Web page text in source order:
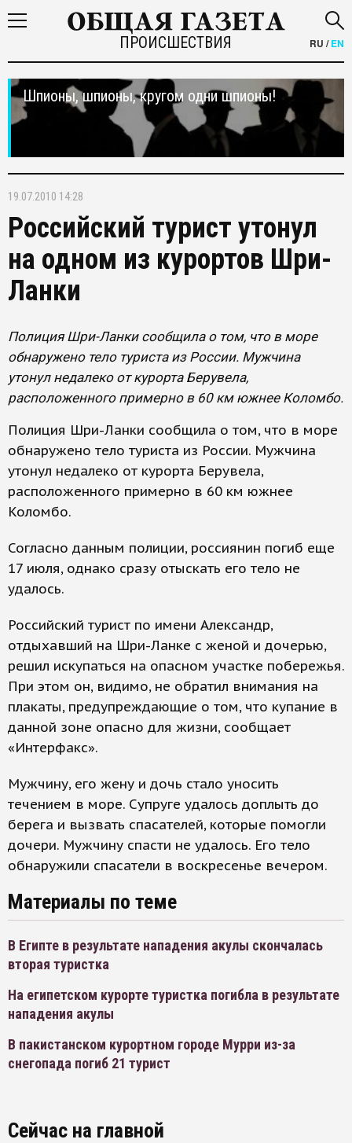
ПРОИСШЕСТВИЯ RU /EN
Шпионы, шпионы, кругом одни шпионы!
19.07.2010 14:28
Российский турист утонул
на одном из курортов Шри-
Ланки
Полиция Шри-Ланки сообщила о том, что в море
обнаружено тело туриста из России. Мужчина
утонул недалеко от курорта Берувела,
расположенного примерно в 60 км южнее Коломбо.
Полиция Шри-Ланки сообщила о том, что в море
обнаружено тело туриста из России. Мужчина
утонул недалеко от курорта Берувела,
расположенного примерно в 60 км южнее
Коломбо.
Согласно данным полиции, россиянин погиб еще
17 июля, однако сразу отыскать его тело не
удалось.
Российский турист по имени Александр,
отдыхавший на Шри-Ланке с женой и дочерью,
решил искупаться на опасном участке побережья.
При этом он, видимо, не обратил внимания на
плакаты, предупреждающие о том, что купание в
данной зоне опасно для жизни, сообщает
«Интерфакс».
Мужчину, его жену и дочь стало уносить
течением в море. Супруге удалось доплыть до
берега и вызвать спасателей, которые помогли
дочери. Мужчину спасти не удалось. Его тело
обнаружили спасатели в воскресенье вечером.
Материалы по теме
В Египте в результате нападения акулы скончалась
вторая туристка
На египетском курорте туристка погибла в результате
нападения акулы
В пакистанском курортном городе Мурри из-за
снегопада погиб 21 турист
Сейчас на главной